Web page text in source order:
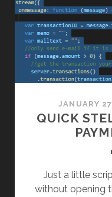
JANUARY
QUICK
Just a little
without opening